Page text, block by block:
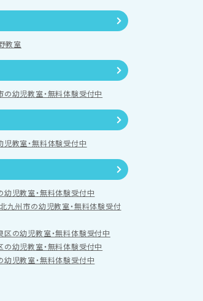
教室
幼児教室・無料体験受付中
教室・無料体験受付中
児教室・無料体験受付中
九州市の幼児教室・無料体験受付
の幼児教室・無料体験受付中
幼児教室・無料体験受付中
児教室・無料体験受付中